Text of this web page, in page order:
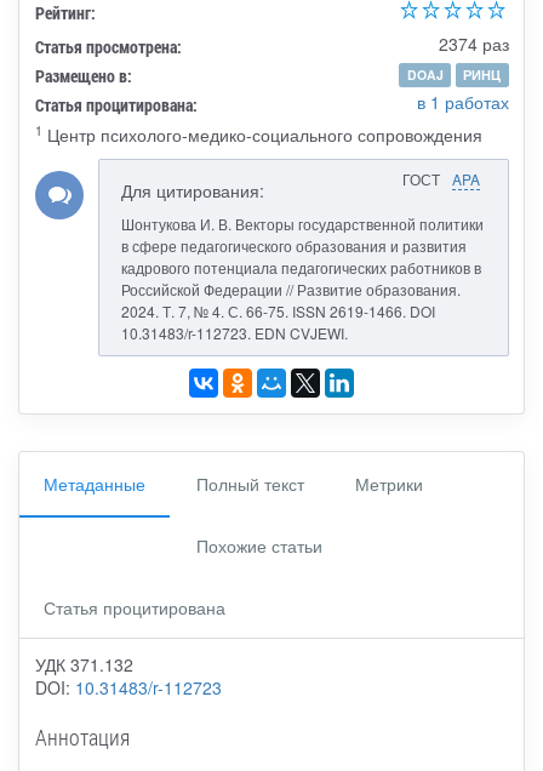
Рейтинг:
Статья просмотрена:
2374 раз
Размещено в: DOAJ РИНЦ
Статья процитирована: в 1 работах
1 Центр психолого-медико-социального сопровождения
ГОСТ APA
Для цитирования:
Шонтукова И. В. Векторы государственной политики
в сфере педагогического образования и развития
кадрового потенциала педагогических работников в
Российской Федерации // Развитие образования.
2024. Т. 7, № 4. С. 66-75. ISSN 2619-1466. DOI
10.31483/r-112723. EDN CVJEWI.
Метаданные Полный текст Метрики
Похожие статьи
Статья процитирована
УДК 371.132
DOI: 10.31483/r-112723
Аннотация